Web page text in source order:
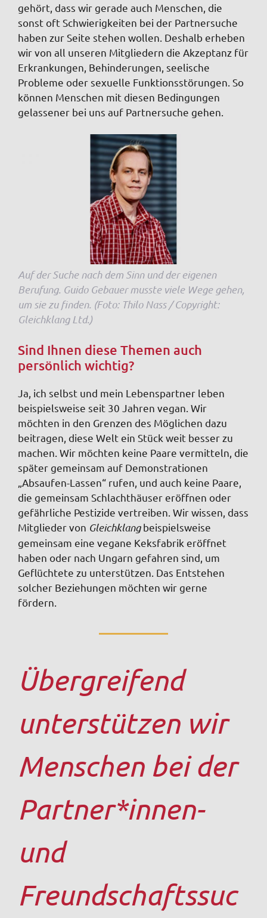
gehört, dass wir gerade auch Menschen, die
sonst oft Schwierigkeiten bei der Partnersuche
haben zur Seite stehen wollen. Deshalb erheben
wir von all unseren Mitgliedern die Akzeptanz für
Erkrankungen, Behinderungen, seelische
Probleme oder sexuelle Funktionsstörungen. So
können Menschen mit diesen Bedingungen
gelassener bei uns auf Partnersuche gehen.
Auf der Suche nach dem Sinn und der eigenen
Berufung. Guido Gebauer musste viele Wege gehen,
um sie zu finden. (Foto: Thilo Nass / Copyright:
Gleichklang Ltd.)
Sind Ihnen diese Themen auch
persönlich wichtig?
Ja, ich selbst und mein Lebenspartner leben
beispielsweise seit 30 Jahren vegan. Wir
möchten in den Grenzen des Möglichen dazu
beitragen, diese Welt ein Stück weit besser zu
machen. Wir möchten keine Paare vermitteln, die
später gemeinsam auf Demonstrationen
„Absaufen-Lassen“ rufen, und auch keine Paare,
die gemeinsam Schlachthäuser eröffnen oder
gefährliche Pestizide vertreiben. Wir wissen, dass
Mitglieder von Gleichklangbeispielsweise
gemeinsam eine vegane Keksfabrik eröffnet
haben oder nach Ungarn gefahren sind, um
Geflüchtete zu unterstützen. Das Entstehen
solcher Beziehungen möchten wir gerne
fördern.
Übergreifend
unterstützen wir
Menschen bei der
Partner*innen-
und
Freundschaftssuc